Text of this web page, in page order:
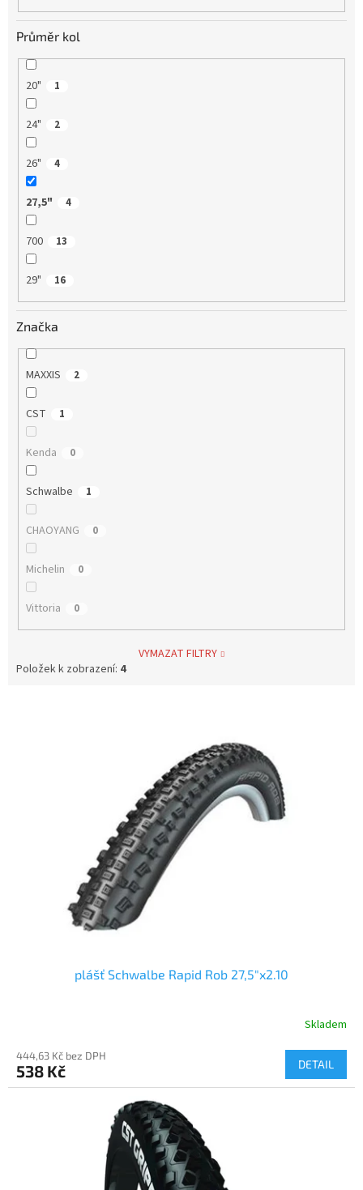
Průměr kol
20" 1
24" 2
26" 4
27,5" 4
700 13
29" 16
Značka
MAXXIS 2
CST 1
Kenda 0
Schwalbe 1
CHAOYANG 0
Michelin 0
Vittoria 0
VYMAZAT FILTRY
Položek k zobrazení: 4
plášť Schwalbe Rapid Rob 27,5"x2.10
Skladem
444,63 Kč bez DPH
538 Kč DETAIL